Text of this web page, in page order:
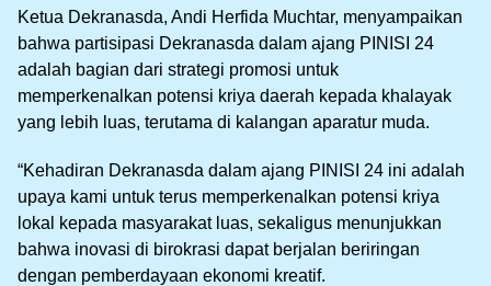
Ketua Dekranasda, Andi Herfida Muchtar, menyampaikan
bahwa partisipasi Dekranasda dalam ajang PINISI 24
adalah bagian dari strategi promosi untuk
memperkenalkan potensi kriya daerah kepada khalayak
yang lebih luas, terutama di kalangan aparatur muda.
“Kehadiran Dekranasda dalam ajang PINISI 24 ini adalah
upaya kami untuk terus memperkenalkan potensi kriya
lokal kepada masyarakat luas, sekaligus menunjukkan
bahwa inovasi di birokrasi dapat berjalan beriringan
dengan pemberdayaan ekonomi kreatif.